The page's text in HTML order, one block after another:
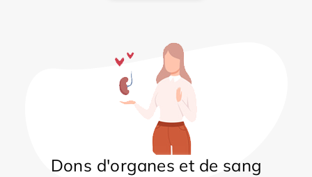
Dons d'organes et de sang